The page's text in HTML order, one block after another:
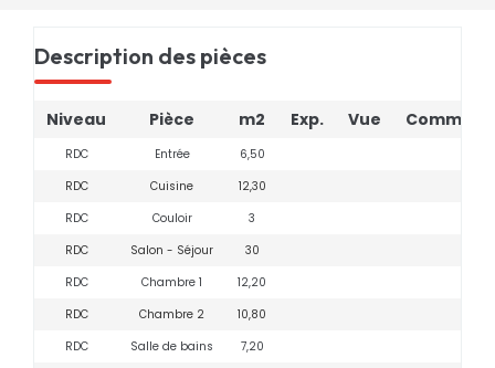
Description des pièces
Niveau Pièce m2 Exp. Vue
RDC Entrée
6,50
RDC
Cuisine
12,30
RDC
Couloir
3
RDC
Salon - Séjour
30
RDC
Chambre 1
12,20
RDC
Chambre 2
10,80
RDC
Salle de bains
7,20